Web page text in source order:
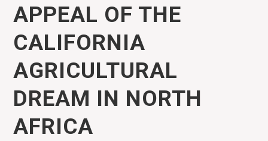
APPEAL OF THE
CALIFORNIA
AGRICULTURAL
DREAM IN NORTH
AFRICA